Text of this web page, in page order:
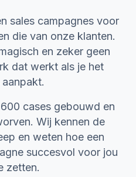
sales campagnes voor
die van onze klanten.
en zeker geen
dat werkt als je het
aanpakt.
cases gebouwd en
Wij kennen de
en weten hoe een
succesvol voor jou
zetten.